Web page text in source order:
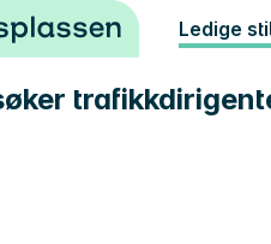
Ledige